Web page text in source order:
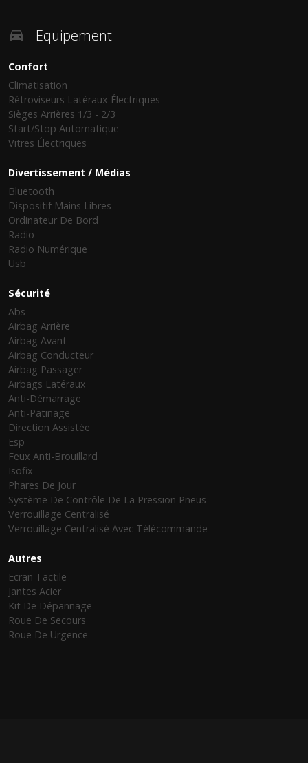
Equipement
Confort
Climatisation
Rétroviseurs Latéraux Électriques
Sièges Arrières 1/3 - 2/3
Start/stop Automatique
Vitres Électriques
Divertissement / Médias
Bluetooth
Dispositif Mains Libres
Ordinateur De Bord
Radio
Radio Numérique
Usb
Sécurité
Abs
Airbag Arrière
Airbag Avant
Airbag Conducteur
Airbag Passager
Airbags Latéraux
Anti-Démarrage
Anti-Patinage
Direction Assistée
Esp
Feux Anti-Brouillard
Isofix
Phares De Jour
Système De Contrôle De La Pression Pneus
Verrouillage Centralisé
Verrouillage Centralisé Avec Télécommande
Autres
Ecran Tactile
Jantes Acier
Kit De Dépannage
Roue De Secours
Roue De Urgence